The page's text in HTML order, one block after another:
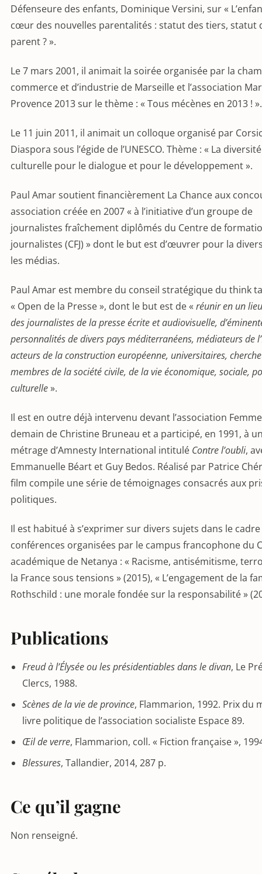
Défenseure des enfants, Dominique Versini, sur «
cœur des nouvelles parentalités : statut des tiers, statut
parent ? ».
Le 7 mars 2001, il animait la soirée organisée par la
commerce et d’industrie de Marseille et l’association
Provence 2013 sur le thème : « Tous mécènes en 2013 ! ».
Le 11 juin 2011, il animait un colloque organisé par
Diaspora sous l’égide de l’UNESCO. Thème : « La diversité
culturelle pour le dialogue et pour le développement ».
Paul Amar soutient financièrement La Chance aux
association créée en 2007 « à l’initiative d’un groupe de
journalistes fraîchement diplômés du Centre de
journalistes (CFJ) » dont le but est d’œuvrer pour la
les médias.
Paul Amar est membre du conseil stratégique du think
« Open de la Presse », dont le but est de « réunir en un
des journalistes de la presse écrite et audiovisuelle,
personnalités de divers pays méditerranéens, médiateurs de
acteurs de la construction européenne, universitaires,
membres de la société civile, de la vie économique, sociale,
culturelle».
Il est en outre déjà intervenu devant l’association
demain de Christine Bruneau et a participé, en 1991, à
métrage d’Amnesty International intitulé Contre l’oubli,
Emmanuelle Béart et Guy Bedos. Réalisé par Patrice
film compile une série de témoignages consacrés aux
politiques.
Il est habitué à s’exprimer sur divers sujets dans le
conférences organisées par le campus francophone du
académique de Netanya : « Racisme, antisémitisme,
la France sous tensions » (2015), « L’engagement de la
Rothschild : une morale fondée sur la responsabilité »
Publications
Freud à l’Élysée ou les présidentiables dans le divan, Le
Clercs, 1988.
Scènes de la vie de province, Flammarion, 1992. Prix du
livre politique de l’association socialiste Espace 89.
Œil de verre, Flammarion, coll. « Fiction française »,
Blessures, Tallandier, 2014, 287 p.
Ce qu’il gagne
Non renseigné.